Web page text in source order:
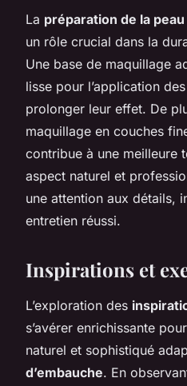
La préparation de la peau
un rôle crucial dans la
Une base de maquillage
lisse pour l’application
prolonger leur effet. De
maquillage en couches
contribue à une meilleure
aspect naturel et
une attention aux détails,
entretien réussi.
Inspirations et
L’exploration des
s’avérer enrichissante
naturel et sophistiqué
d’embauche. En